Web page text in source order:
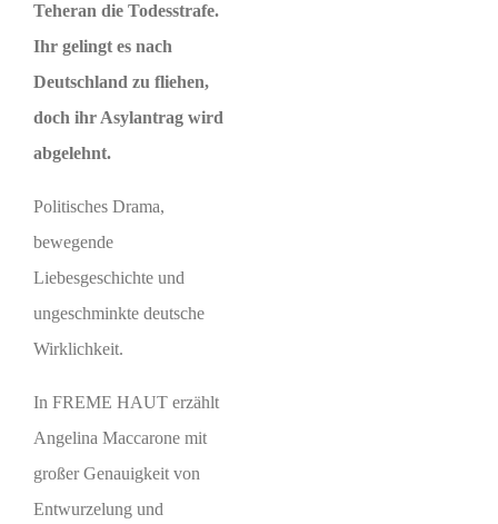
Teheran die Todesstrafe.
Ihr gelingt es nach
Deutschland zu fliehen,
doch ihr Asylantrag wird
abgelehnt.
Politisches Drama,
bewegende
Liebesgeschichte und
ungeschminkte deutsche
Wirklichkeit.
In FREME HAUT erzählt
Angelina Maccarone mit
großer Genauigkeit von
Entwurzelung und